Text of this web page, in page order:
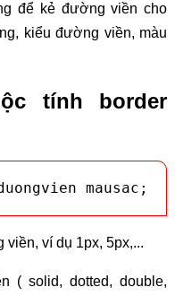
để kẻ đường viền cho
kiểu đường viền, màu
tính border
mausac;
ví dụ 1px, 5px,...
( solid, dotted, double,